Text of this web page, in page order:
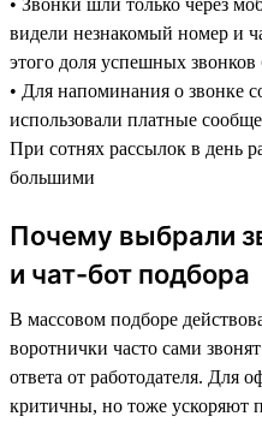
видели незнакомый номер и
этого доля успешных
• Для напоминания о звонке
использовали платные
При сотнях рассылок в день
большими
Почему выбрали
и чат-бот подбора
В массовом подборе
воротнички часто сами
ответа от работодателя. Для
критичны, но тоже ускоряют